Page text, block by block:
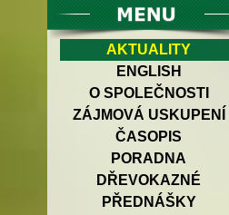
AKTUALITY
ENGLISH
O SPOLEČNOSTI
ZÁJMOVÁ USKUPENÍ
ČASOPIS
PORADNA
DŘEVOKAZNÉ
PŘEDNÁŠKY